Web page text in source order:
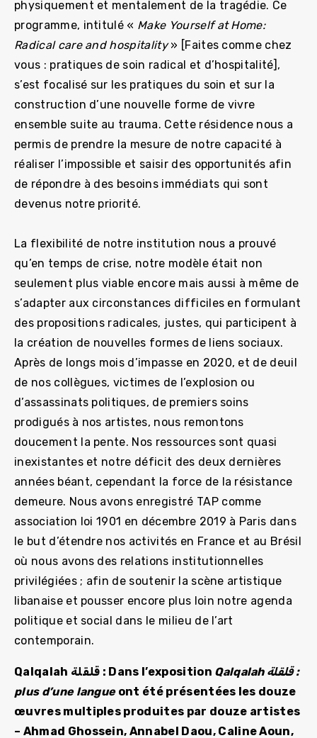
physiquement et mentalement de la tragédie. Ce
programme, intitulé « Make Yourself at Home:
Radical care and hospitality» [Faites comme chez
vous : pratiques de soin radical et d’hospitalité],
s’est focalisé sur les pratiques du soin et sur la
construction d’une nouvelle forme de vivre
ensemble suite au trauma. Cette résidence nous a
permis de prendre la mesure de notre capacité à
réaliser l’impossible et saisir des opportunités afin
de répondre à des besoins immédiats qui sont
devenus notre priorité.
La flexibilité de notre institution nous a prouvé
qu’en temps de crise, notre modèle était non
seulement plus viable encore mais aussi à même de
s’adapter aux circonstances difficiles en formulant
des propositions radicales, justes, qui participent à
la création de nouvelles formes de liens sociaux.
Après de longs mois d’impasse en 2020, et de deuil
de nos collègues, victimes de l’explosion ou
d’assassinats politiques, de premiers soins
prodigués à nos artistes, nous remontons
doucement la pente. Nos ressources sont quasi
inexistantes et notre déficit des deux dernières
années béant, cependant la force de la résistance
demeure. Nous avons enregistré TAP comme
association loi 1901 en décembre 2019 à Paris dans
le but d’étendre nos activités en France et au Brésil
où nous avons des relations institutionnelles
privilégiées ; afin de soutenir la scène artistique
libanaise et pousser encore plus loin notre agenda
politique et social dans le milieu de l’art
contemporain.
Qalqalah قلقلة : Dans l’exposition Qalqalah قلقلة :
plus d’une langueont été présentées les douze
œuvres multiples produites par douze artistes
– Ahmad Ghossein, Annabel Daou, Caline Aoun,